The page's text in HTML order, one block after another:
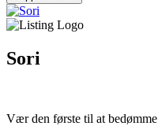
Sori
Vær den første til at bedømme